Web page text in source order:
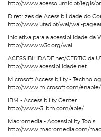
http://www.acesso.umic.pt/legis/
Diretrizes de Acessibilidade do
http://www.utad.pt/wai/wai-
Iniciativa para a acessibilidade da
http://www.w3c.org/wai
ACESSIBILIDADE.net/CERTIC da
http://www.acessibilidade.net
Microsoft Accessibility -
http://www.microsoft.com/enable/
IBM - Accessibility Center
http://www-3.ibm.com/able/
Macromedia - Accessibility Tools
http://www.macromedia.com/